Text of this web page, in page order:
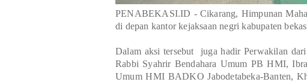
PENABEKASI.ID - Cikarang, Himpunan
di depan kantor kejaksaan negri kabupaten
Dalam aksi tersebut juga hadir Perwakilan
Rabbi Syahrir Bendahara Umum PB HMI,
Umum HMI BADKO Jabodetabeka-Banten,